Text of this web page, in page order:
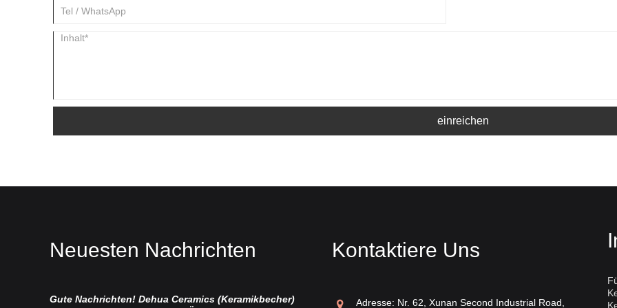
einreichen
Neuesten Nachrichten
Gute Nachrichten! Dehua Ceramics (Keramikbecher)
Chinesisches weißes Porzellan Weißes
Kontaktiere Uns
Adresse: Nr. 62, Xunan Second Industrial Road,